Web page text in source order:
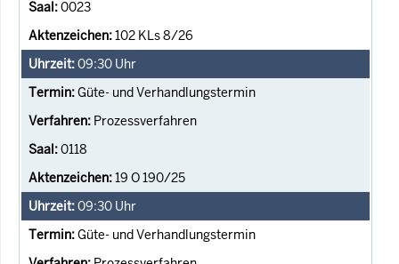
0023
102 KLs 8/26
09:30 Uhr
Güte- und Verhandlungstermin
Prozessverfahren
0118
19 O 190/25
09:30 Uhr
Güte- und Verhandlungstermin